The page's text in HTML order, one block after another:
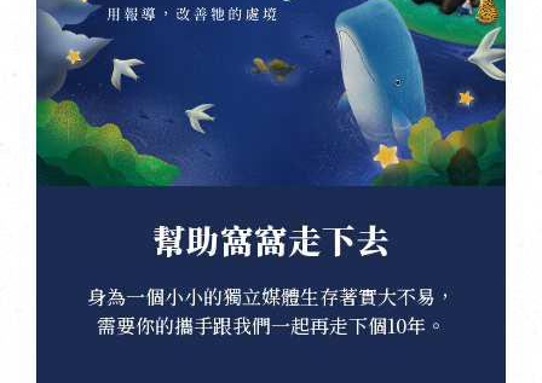
幫助窩窩走下去
身為一個小小的獨立媒體生存著實大不易，
需要你的攜手跟我們一起再走下個10年。